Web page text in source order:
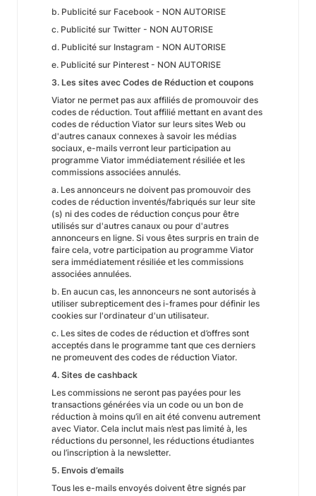
b. Publicité sur Facebook - NON AUTORISE
c. Publicité sur Twitter - NON AUTORISE
d. Publicité sur Instagram - NON AUTORISE
e. Publicité sur Pinterest - NON AUTORISE
3. Les sites avec Codes de Réduction et coupons
Viator ne permet pas aux affiliés de promouvoir des
codes de réduction. Tout affilié mettant en avant des
codes de réduction Viator sur leurs sites Web ou
d'autres canaux connexes à savoir les médias
sociaux, e-mails verront leur participation au
programme Viator immédiatement résiliée et les
commissions associées annulés.
a. Les annonceurs ne doivent pas promouvoir des
codes de réduction inventés/fabriqués sur leur site
(s) ni des codes de réduction conçus pour être
utilisés sur d'autres canaux ou pour d'autres
annonceurs en ligne. Si vous êtes surpris en train de
faire cela, votre participation au programme Viator
sera immédiatement résiliée et les commissions
associées annulées.
b. En aucun cas, les annonceurs ne sont autorisés à
utiliser subrepticement des i-frames pour définir les
cookies sur l'ordinateur d'un utilisateur.
c. Les sites de codes de réduction et d’offres sont
acceptés dans le programme tant que ces derniers
ne promeuvent des codes de réduction Viator.
4. Sites de cashback
Les commissions ne seront pas payées pour les
transactions générées via un code ou un bon de
réduction à moins qu’il en ait été convenu autrement
avec Viator. Cela inclut mais n’est pas limité à, les
réductions du personnel, les réductions étudiantes
ou l’inscription à la newsletter.
5. Envois d’emails
Tous les e-mails envoyés doivent être signés par